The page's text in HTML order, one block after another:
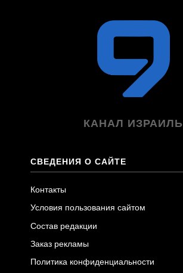
КАНАЛ ИЗРАИЛЬ
СВЕДЕНИЯ О САЙТЕ
Контакты
Условия пользования сайтом
Состав редакции
Заказ рекламы
Политика конфиденциальности